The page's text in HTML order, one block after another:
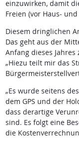
einzuwirken, damit
Freien (vor Haus-
Diesem dringlichen
Das geht aus der
Anfang dieses
„Hiezu teilt mir das
„Es wurde seitens
dem GPS und der
dass derartige
sind. Es folgt eine
die